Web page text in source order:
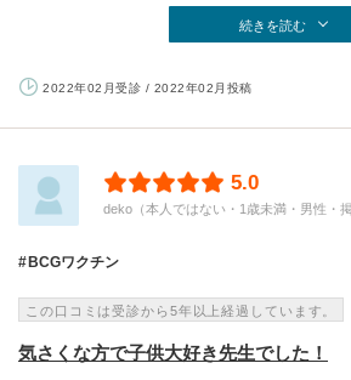
続きを読む
2022年02月受診 / 2022年02月投稿
5.0
deko（本人ではない・1歳未満・男性・
BCGワクチン
この口コミは受診から5年以上経過しています。
気さくな方で子供大好き先生でした！